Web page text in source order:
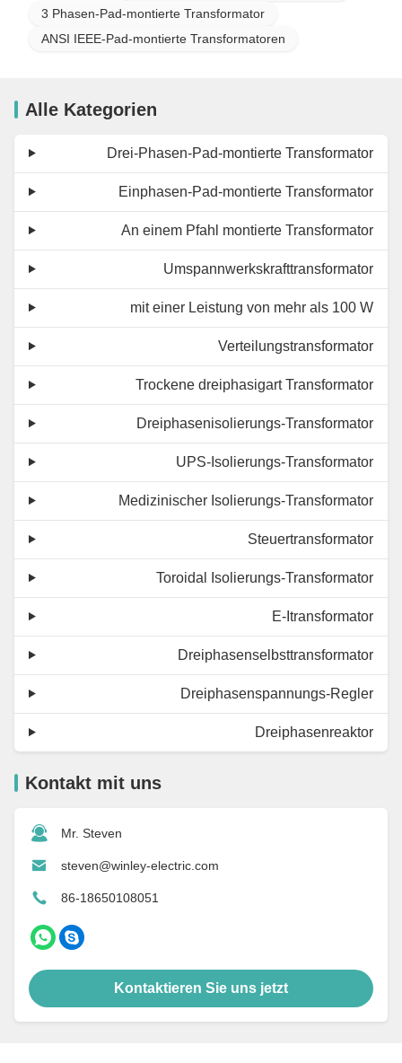
3 Phasen-Pad-montierte Transformator
ANSI IEEE-Pad-montierte Transformatoren
Alle Kategorien
Drei-Phasen-Pad-montierte Transformator
Einphasen-Pad-montierte Transformator
An einem Pfahl montierte Transformator
Umspannwerkskrafttransformator
mit einer Leistung von mehr als 100 W
Verteilungstransformator
Trockene dreiphasigart Transformator
Dreiphasenisolierungs-Transformator
UPS-Isolierungs-Transformator
Medizinischer Isolierungs-Transformator
Steuertransformator
Toroidal Isolierungs-Transformator
E-Itransformator
Dreiphasenselbsttransformator
Dreiphasenspannungs-Regler
Dreiphasenreaktor
Kontakt mit uns
Mr. Steven
steven@winley-electric.com
86-18650108051
Kontaktieren Sie uns jetzt